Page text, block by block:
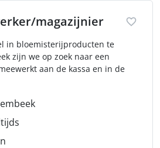
magazijnier
in bloemisterijproducten te
zijn we op zoek naar een
aan de kassa en in de